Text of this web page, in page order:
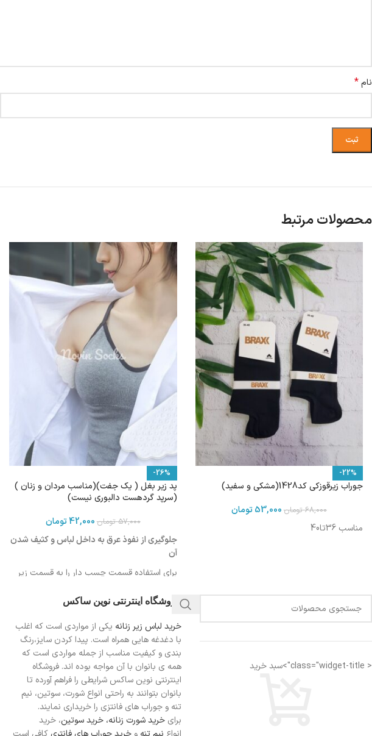
نام*
محصولات مرتبط
-22%
جوراب زیرقوزکی کد1428(مشکی و سفید)
68,000 تومان 53,000 تومان
مناسب 36تا40
-26%
پد زیر بغل ( یک جفت)(مناسب مردان و زنان )
(سرپد گردهست دالبوری نیست)
57,000 تومان 42,000تومان
جلوگیری از نفوذ عرق به داخل لباس و کثیف شدن
آن
برای استفاده قسمت چسب دار را به قسمت زیر
برای آشنایی با شیوه استفاده ویدیو زیر را مشاهده
قابل استفاده برای خانم ها و آقایان
< class="widget-title">سبد خرید
فروشگاه اینترنتی نوین ساکس
خرید لباس زیر زنانه یکی از مواردی است که اغلب
با دغدغه هایی همراه است. پیدا کردن سایز،رنگ
بندی و کیفیت مناسب از جمله مواردی است که
همه ی بانوان با آن مواجه بوده اند. فروشگاه
اینترنتی نوین ساکس شرایطی را فراهم آورده تا
بانوان بتوانند به راحتی انواع شورت، سوتین، نیم
تنه و جوراب های فانتزی را خریداری نمایند.
برای خرید شورت زنانه، خرید سوتین، خرید